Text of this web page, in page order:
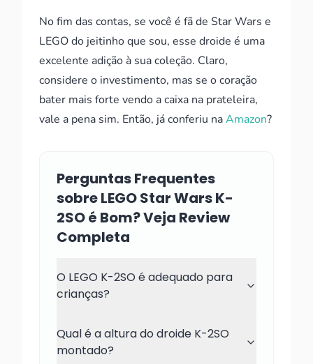
No fim das contas, se você é fã de Star Wars e
LEGO do jeitinho que sou, esse droide é uma
excelente adição à sua coleção. Claro,
considere o investimento, mas se o coração
bater mais forte vendo a caixa na prateleira,
vale a pena sim. Então, já conferiu naAmazon?
Perguntas Frequentes
sobre LEGO Star Wars K-
2SO é Bom? Veja Review
Completa
O LEGO K-2SO é adequado para
crianças?
Qual é a altura do droide K-2SO
montado?